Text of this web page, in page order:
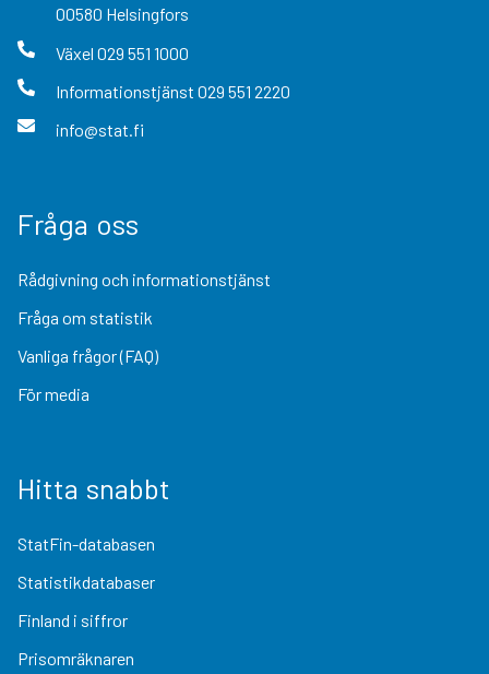
00580 Helsingfors
Växel 029 551 1000
Informationstjänst 029 551 2220
info@stat.fi
Fråga oss
Rådgivning och informationstjänst
Fråga om statistik
Vanliga frågor (FAQ)
För media
Hitta snabbt
StatFin-databasen
Statistikdatabaser
Finland i siffror
Prisomräknaren